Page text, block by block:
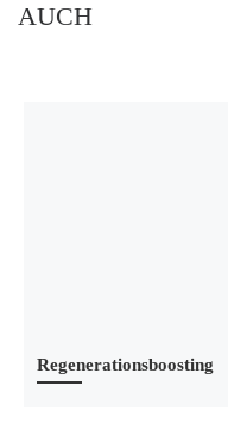
AUCH
Regenerationsboosting